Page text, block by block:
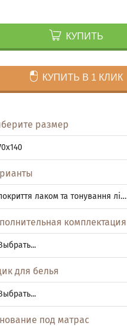
КУПИТЬ
КУПИТЬ В 1 КЛИК
размер
покриття лаком та тонування ліжка (101, 102, 103, 104, 105, 106, 108, 109, 110, 111)
комплектация
для белья
под матрас